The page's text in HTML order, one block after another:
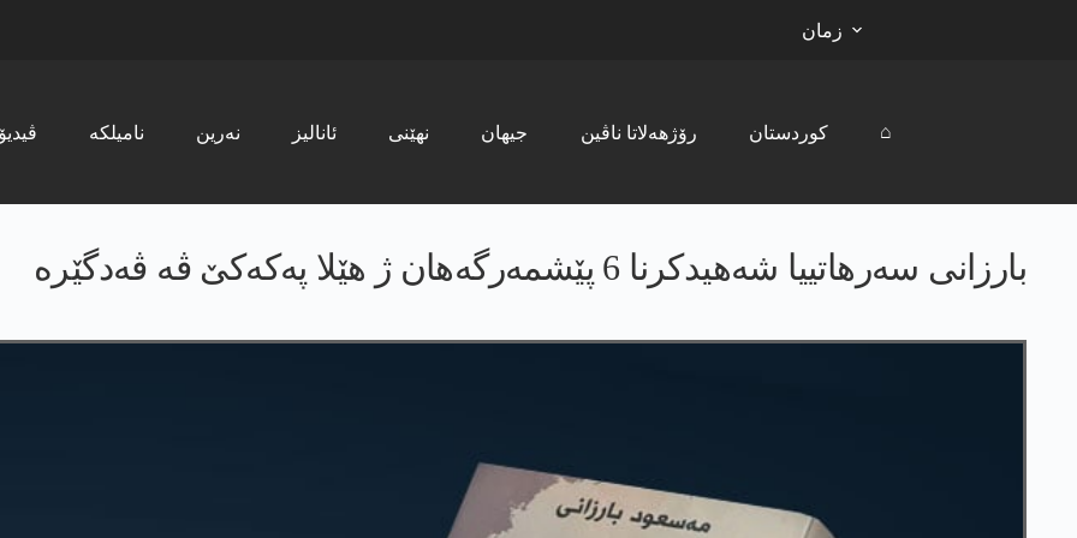
زمان
ڤیدیۆ نامیلکە نەرین ئانالیز نھێنی جیھان رۆژھەلاتا ناڤین کوردستان ⌂
بارزانی سه‌رهاتییا شه‌هیدكرنا 6 پێشمه‌رگه‌هان ژ هێلا په‌كه‌كێ ڤه‌ ڤه‌دگێرە